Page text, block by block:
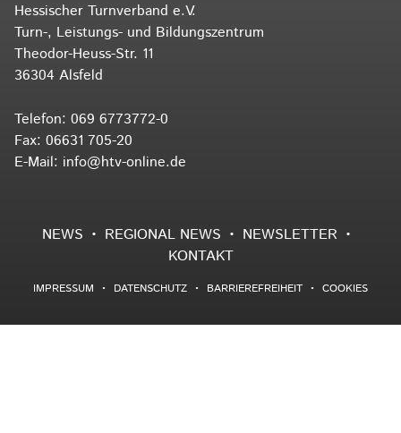
Hessischer Turnverband e.V.
Turn-, Leistungs- und Bildungszentrum
Theodor-Heuss-Str. 11
36304 Alsfeld
Telefon: 069 6773772-0
Fax: 06631 705-20
E-Mail: info@htv-online.de
NEWS REGIONAL NEWS
NEWSLETTER
KONTAKT
IMPRESSUM DATENSCHUTZ BARRIEREFREIHEIT COOKIES